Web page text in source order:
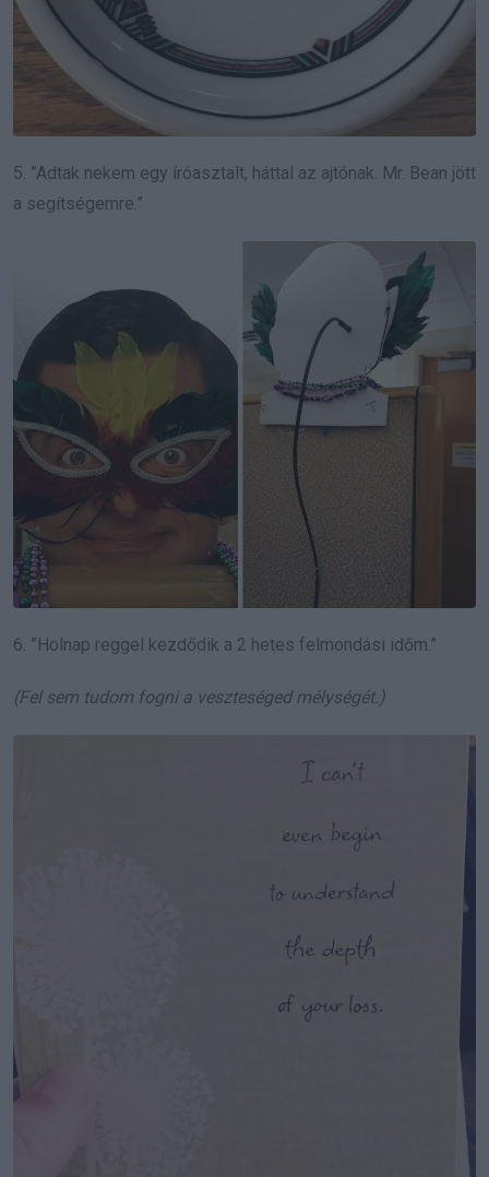
5. ”Adtak nekem egy íróasztalt, háttal az ajtónak. Mr. Bean jött
a segítségemre.”
6. ”Holnap reggel kezdődik a 2 hetes felmondási időm.”
(Fel sem tudom fogni a veszteséged mélységét. )